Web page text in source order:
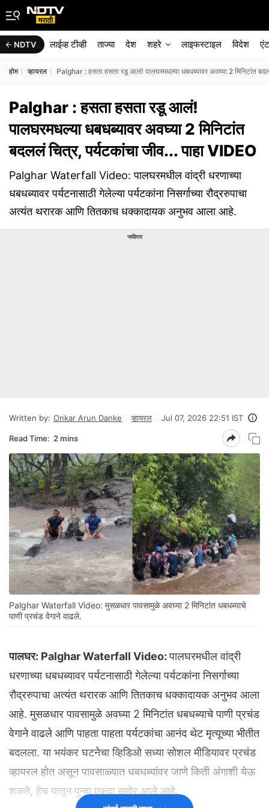
NDTV लाईव्ह टीव्ही ताज्या देश शहरे लाइफस्टाइल विदेश
होम व्हायरल Palghar : हसता हसता रडू आलं! पालघरमधल्या धबधब्यावर अवघ्या 2 मिनिटांत
Palghar : हसता हसता रडू आलं!
पालघरमधल्या धबधब्यावर अवघ्या 2 मिनिटांत
बदललं चित्र, पर्यटकांचा जीव... पाहा VIDEO
Palghar Waterfall Video: पालघरमधील वांद्री धरणाच्या
धबधब्यावर पर्यटनासाठी गेलेल्या पर्यटकांना निसर्गाच्या रौद्ररुपाचा
अत्यंत थरारक आणि तितकाच धक्कादायक अनुभव आला आहे.
जाहिरात
Written by: Onkar Arun Danke व्हायरल Jul 07, 2026 22:51 IST
Read Time: 2 mins
Palghar Waterfall Video: मुसळधार पावसामुळे अवघ्या 2 मिनिटांत धबधब्याचे
पाणी प्रचंड वेगाने वाढले.
पालघर: Palghar Waterfall Video:पालघरमधील वांद्री
धरणाच्या धबधब्यावर पर्यटनासाठी गेलेल्या पर्यटकांना निसर्गाच्या
रौद्ररुपाचा अत्यंत थरारक आणि तितकाच धक्कादायक अनुभव आला
आहे. मुसळधार पावसामुळे अवघ्या 2 मिनिटांत धबधब्याचे पाणी प्रचंड
वेगाने वाढले आणि पाहता पाहता पर्यटकांचा आनंद थेट मृत्यूच्या भीतीत
बदलला. या भयंकर घटनेचा व्हिडिओ सध्या सोशल मीडियावर प्रचंड
व्हायरल होत असून पावसाळ्यात धबधब्यांवर जाणे किती अंगाशी येऊ
शकते, हेच यातून पुन्हा एकदा समोर आले आहे.